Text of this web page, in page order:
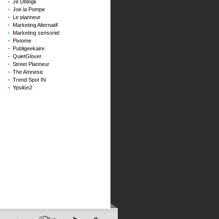
Je Dblogk
Joe la Pompe
Le planneur
Marketing Alternatif
Marketing sensoriel
Pixiome
Publigeekaire
QuietGlover
Street Planneur
The Amnesic
Trend Spot IN
Ypsilon2